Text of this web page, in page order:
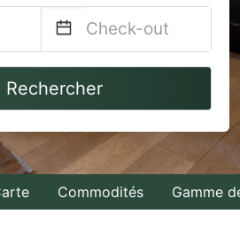
Navigate
backward
to
interact
with
the
Rechercher
Commodités Gamme